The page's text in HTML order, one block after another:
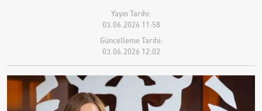
Yayın Tarihi:
03.06.2026 11:58
Güncelleme Tarihi:
03.06.2026 12:02